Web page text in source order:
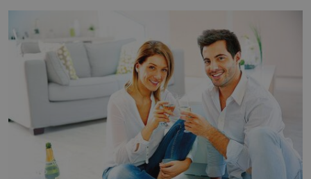
okurky ✿ 2 rajčata Zálivka: ✿ 4 lžíce olivového oleje ✿ 1
lžíci citronové šťávy ✿ ½ stroužku